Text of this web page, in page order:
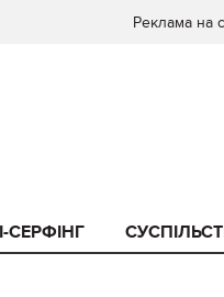
Реклама на
I-СЕРФІНГ